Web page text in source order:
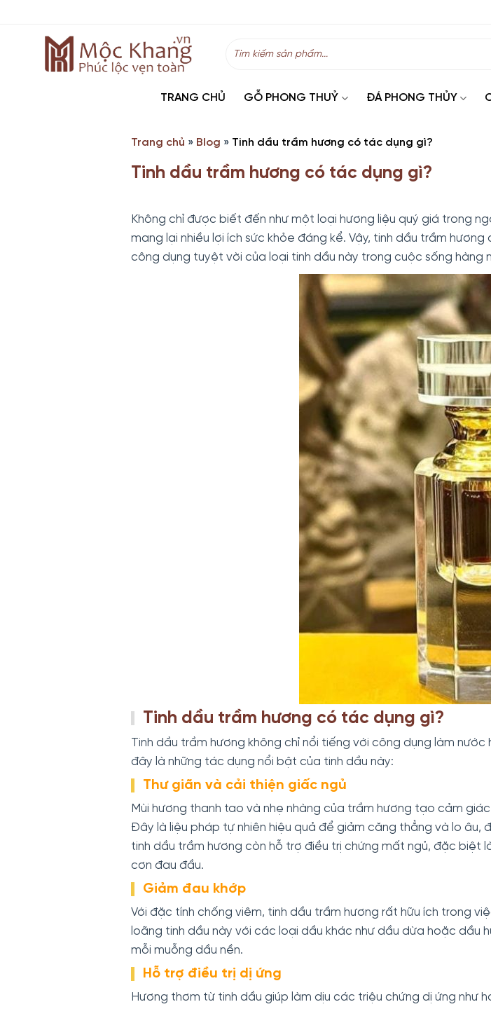
kiếm:
TRANG CHỦ GỖ PHONG THUỶ ĐÁ PHONG THỦY
Trang chủ » Blog » Tinh dầu trầm hương có tác dụng gì?
Tinh dầu trầm hương có tác dụng gì?
Không chỉ được biết đến như một loại hương liệu quý giá trong
mang lại nhiều lợi ích sức khỏe đáng kể. Vậy, tinh dầu trầm
công dụng tuyệt vời của loại tinh dầu này trong cuộc sống hàng
Tinh dầu trầm hương có tác dụng gì?
Tinh dầu trầm hương không chỉ nổi tiếng với công dụng làm
đây là những tác dụng nổi bật của tinh dầu này:
Thư giãn và cải thiện giấc ngủ
Mùi hương thanh tao và nhẹ nhàng của trầm hương tạo cảm
Đây là liệu pháp tự nhiên hiệu quả để giảm căng thẳng và lo
tinh dầu trầm hương còn hỗ trợ điều trị chứng mất ngủ, đặc
cơn đau đầu.
Giảm đau khớp
Với đặc tính chống viêm, tinh dầu trầm hương rất hữu ích trong
loãng tinh dầu này với các loại dầu khác như dầu dừa hoặc
mỗi muỗng dầu nền.
Hỗ trợ điều trị dị ứng
Hương thơm từ tinh dầu giúp làm dịu các triệu chứng dị ứng như